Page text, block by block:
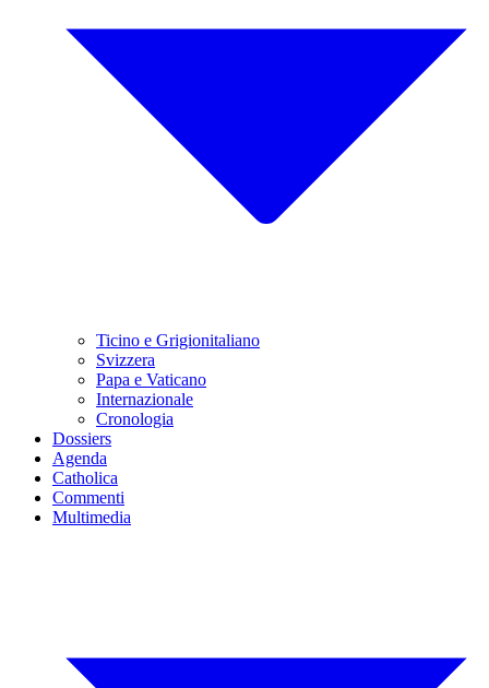
Ticino e Grigionitaliano
Svizzera
Papa e Vaticano
Internazionale
Cronologia
Dossiers
Agenda
Catholica
Commenti
Multimedia